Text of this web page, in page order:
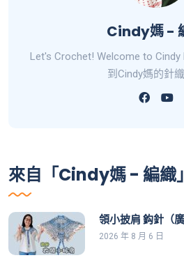
Cindy媽 -
Let's Crochet! Welcome to
到Cindy媽的針
來自「Cindy媽 - 編織」
領小披肩 鈎針（廣
2026 年 8 月 6 日